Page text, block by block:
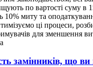
по вартості суму в
10% миту та
ці процеси,
для зменшення
замінників, що ви